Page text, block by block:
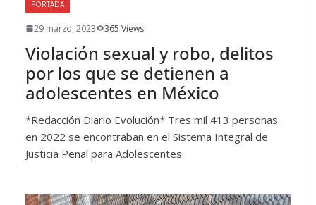
PORTADA
29 marzo, 2023 365 Views
Violación sexual y robo, delitos
por los que se detienen a
adolescentes en México
*Redacción Diario Evolución* Tres mil 413 personas
en 2022 se encontraban en el Sistema Integral de
Justicia Penal para Adolescentes